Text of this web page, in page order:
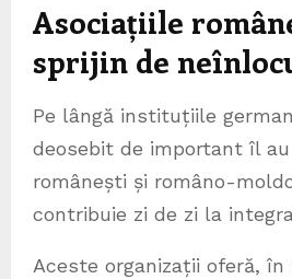
Asociațiile
sprijin de
Pe lângă instituțiile
deosebit de important îl
românești și româno-
contribuie zi de zi la
Aceste organizații oferă,